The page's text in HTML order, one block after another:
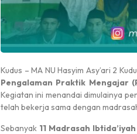
Kudus – MA NU Hasyim Asy’ari 2
Pengalaman Praktik Mengajar
Kegiatan ini menandai dimulainya
telah bekerja sama dengan
Sebanyak 11 Madrasah Ibtida’iyah